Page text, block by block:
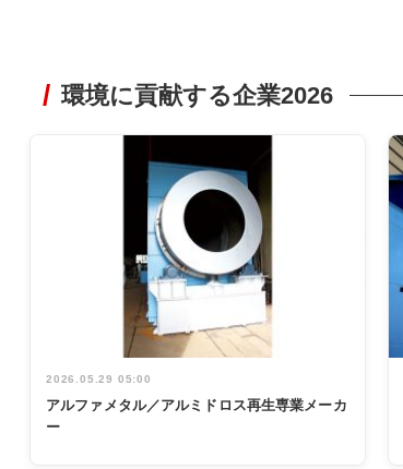
環境に貢献する企業2026
2026.05.29 05:00
アルファメタル／アルミドロス再生専業メーカ
ー